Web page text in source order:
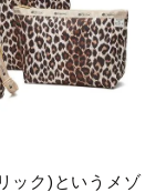
ック)というメゾ